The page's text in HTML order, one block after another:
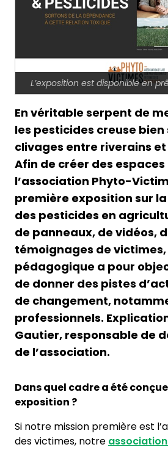
L’exposition est disponible en
En véritable serpent de
les pesticides creuse bien
clivages entre riverains
Afin de créer des
l’association Phyto-
première exposition sur
des pesticides en
de panneaux, de vidéos,
témoignages de
pédagogique a pour
de donner des pistes
de changement,
professionnels.
Gautier, responsable de
de l’association.
Dans quel cadre a été
exposition ?
Si notre mission première est
des victimes, notre